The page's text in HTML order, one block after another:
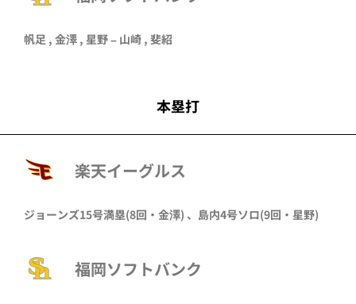
帆足 , 金澤 , 星野 – 山崎 , 斐紹
本塁打
楽天イーグルス
ジョーンズ15号満塁(8回・ 金澤) 、 島内4号ソロ(9回・ 星野)
福岡ソフトバンク